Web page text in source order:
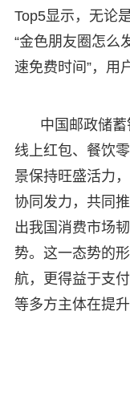
Top5显示，无论
“金色朋友圈怎么
速免费时间”，用
中国邮政储
线上红包、餐饮
景保持旺盛活力
协同发力，共同
出我国消费市场
势。这一态势的
航，更得益于支
等多方主体在提